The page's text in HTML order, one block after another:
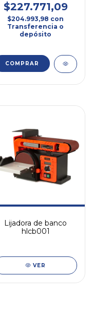
$227.771,09
$204.993,98 con
Transferencia o
depósito
Lijadora de banco
hlcb001
VER